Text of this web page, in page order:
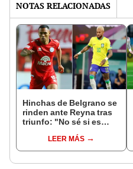
NOTAS RELACIONADAS
Hinchas de Belgrano se
rinden ante Reyna tras
triunfo: "No sé si es
LEER MÁS